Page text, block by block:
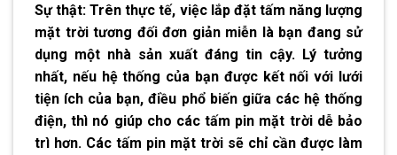
Sự thật: Trên thực tế, việc lắp đặt tấm năng lượng
mặt trời tương đối đơn giản miễn là bạn đang sử
dụng một nhà sản xuất đáng tin cậy. Lý tưởng
nhất, nếu hệ thống của bạn được kết nối với lưới
tiện ích của bạn, điều phổ biến giữa các hệ thống
điện, thì nó giúp cho các tấm pin mặt trời dễ bảo
trì hơn. Các tấm pin mặt trời sẽ chỉ cần được làm